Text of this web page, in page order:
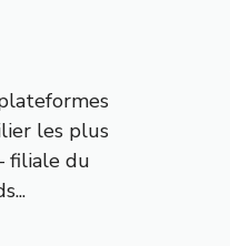
les plus
filiale du